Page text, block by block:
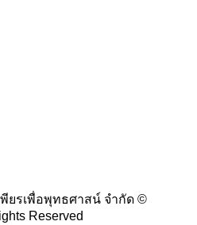
ยรเพื่อพุทธศาสน์ จำกัด ©
Reserved